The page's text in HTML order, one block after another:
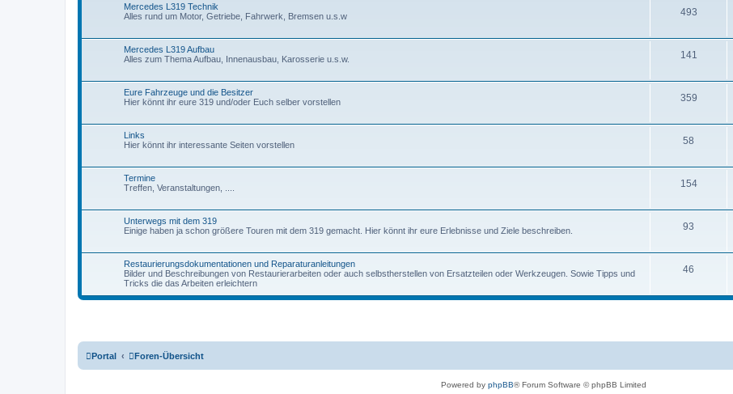
Mercedes L319 Technik
Alles rund um Motor, Getriebe, Fahrwerk, Bremsen u.s.w
493
Mercedes L319 Aufbau
Alles zum Thema Aufbau, Innenausbau, Karosserie u.s.w.
141
Eure Fahrzeuge und die Besitzer
Hier könnt ihr eure 319 und/oder Euch selber vorstellen
359
Links
Hier könnt ihr interessante Seiten vorstellen
58
Termine
Treffen, Veranstaltungen, ....
154
Unterwegs mit dem 319
Einige haben ja schon größere Touren mit dem 319 gemacht. Hier könnt ihr eure Erlebnisse und Ziele beschreiben.
93
Restaurierungsdokumentationen und Reparaturanleitungen
Bilder und Beschreibungen von Restaurierarbeiten oder auch selbstherstellen von Ersatzteilen oder Werkzeugen. Sowie Tipps und
Tricks die das Arbeiten erleichtern
46
Portal Foren-Übersicht
Powered by phpBB® Forum Software © phpBB Limited